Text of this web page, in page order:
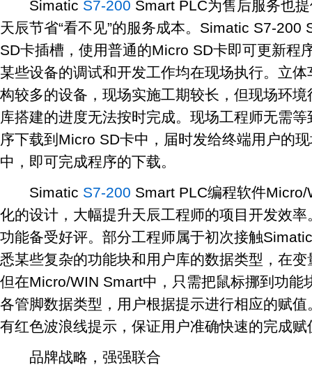
Simatic S7-200 Smart PLC为售后服务也
天辰节省“看不见”的服务成本。Simatic S7-200
SD卡插槽，使用普通的Micro SD卡即可更新程
某些设备的调试和开发工作均在现场执行。立
构较多的设备，现场实施工期较长，但现场环
库搭建的进度无法按时完成。现场工程师无需
序下载到Micro SD卡中，届时发给终端用户的
中，即可完成程序的下载。
Simatic S7-200 Smart PLC编程软件
化的设计，大幅提升天辰工程师的项目开发效
功能备受好评。部分工程师属于初次接触
悉某些复杂的功能块和用户库的数据类型，在
但在Micro/WIN Smart中，只需把鼠标挪到功能
各管脚数据类型，用户根据提示进行相应的赋
有红色波浪线提示，保证用户准确快速的完成赋
品牌战略，强强联合